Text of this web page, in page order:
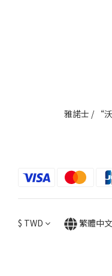
雅諾士 / “
$ TWD 繁體中文